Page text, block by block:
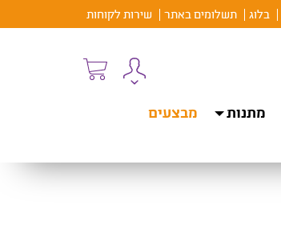
בלוג תשלומים באתר שירות לקוחות
מתנות
מבצעים